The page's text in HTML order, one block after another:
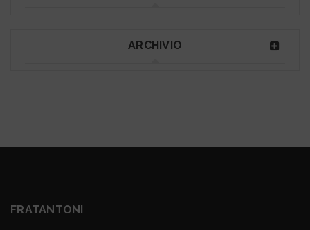
ARCHIVIO
FRATANTONI